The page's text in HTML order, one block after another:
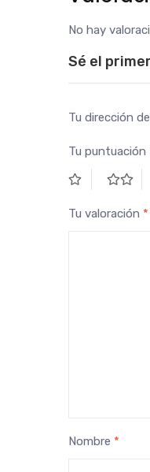
No hay
Sé el
Tu dirección
Tu puntuación
Tu valoración *
Nombre *